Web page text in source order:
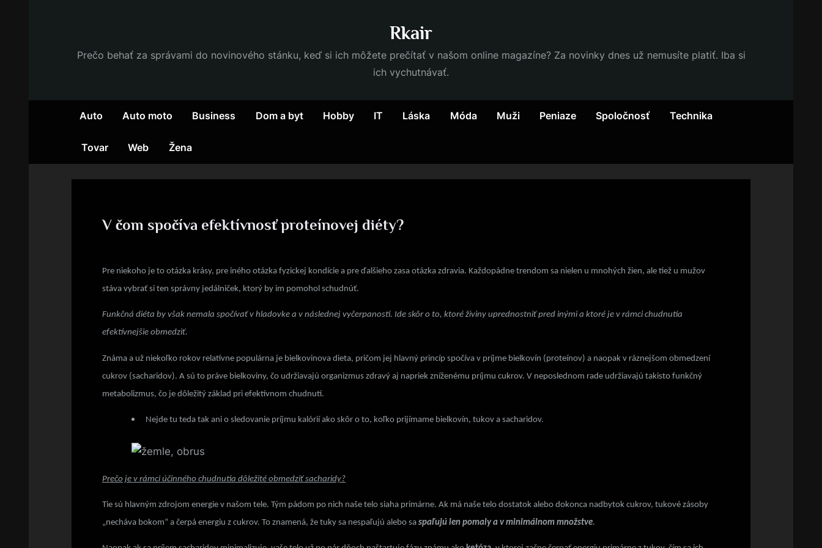
Rkair
Prečo behať za správami do novinového stánku, keď si ich môžete prečítať v našom online magazíne? Za novinky dnes už nemusíte platiť. Iba si
ich vychutnávať.
Auto Auto moto Business Dom a byt Hobby IT Láska Móda Muži Peniaze Spoločnosť Technika
Tovar Web Žena
V čom spočíva efektívnosť proteínovej diéty?
on
Pre niekoho je to otázka krásy, pre iného otázka fyzickej kondície a pre ďalšieho zasa otázka zdravia. Každopádne trendom sa nielen u mnohých žien, ale tiež u mužov
stáva vybrať si ten správny jedálniček, ktorý by im pomohol schudnúť.
Funkčná diéta by však nemala spočívať v hladovke a v následnej vyčerpanosti. Ide skôr o to, ktoré živiny uprednostniť pred inými a ktoré je v rámci chudnutia
efektívnejšie obmedziť.
Známa a už niekoľko rokov relatívne populárna je bielkovinova dieta, pričom jej hlavný princíp spočíva v príjme bielkovín (proteínov) a naopak v ráznejšom obmedzení
cukrov (sacharidov). A sú to práve bielkoviny, čo udržiavajú organizmus zdravý aj napriek zníženému príjmu cukrov. V neposlednom rade udržiavajú takisto funkčný
metabolizmus, čo je dôležitý základ pri efektívnom chudnutí.
Nejde tu teda tak ani o sledovanie príjmu kalórií ako skôr o to, koľko prijímame bielkovín, tukov a sacharidov.
Prečo je v rámci účinného chudnutia dôležité obmedziť sacharidy?
Tie sú hlavným zdrojom energie v našom tele. Tým pádom po nich naše telo siaha primárne. Ak má naše telo dostatok alebo dokonca nadbytok cukrov, tukové zásoby
„necháva bokom“ a čerpá energiu z cukrov. To znamená, že tuky sa nespaľujú alebo sa spaľujú len pomaly a v minimálnom množstve.